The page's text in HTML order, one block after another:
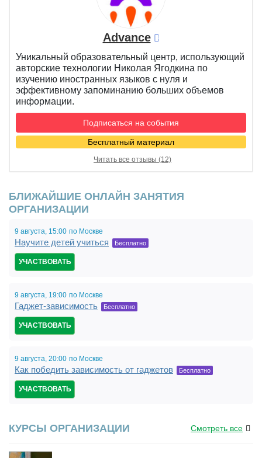
Advance
Уникальный образовательный центр, использующий
авторские технологии Николая Ягодкина по
изучению иностранных языков с нуля и
эффективному запоминанию больших объемов
информации.
Подписаться на события
Бесплатный материал
Читать все отзывы (12)
БЛИЖАЙШИЕ ОНЛАЙН ЗАНЯТИЯ
ОРГАНИЗАЦИИ
9 августа, 15:00 по Москве
Научите детей учиться Бесплатно
УЧАСТВОВАТЬ
9 августа, 19:00 по Москве
Гаджет-зависимость Бесплатно
УЧАСТВОВАТЬ
9 августа, 20:00 по Москве
Как победить зависимость от гаджетов Бесплатно
УЧАСТВОВАТЬ
КУРСЫ ОРГАНИЗАЦИИ Смотреть все